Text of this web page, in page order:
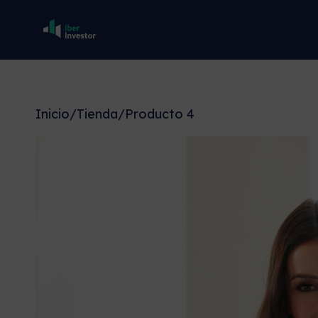
Inicio/Tienda/Producto 4